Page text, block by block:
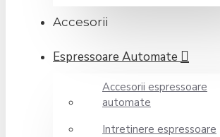
Accesorii
Espressoare Automate
Accesorii espressoare
automate
Intretinere espressoare